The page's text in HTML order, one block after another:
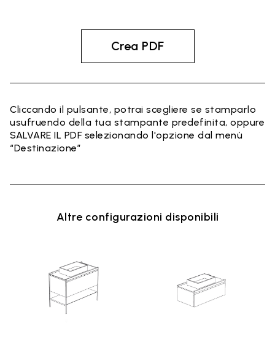
Crea PDF
Cliccando il pulsante, potrai scegliere se stamparlo
usufruendo della tua stampante predefinita, oppure
SALVARE IL PDF selezionando l'opzione dal menù
“Destinazione”
Altre configurazioni disponibili